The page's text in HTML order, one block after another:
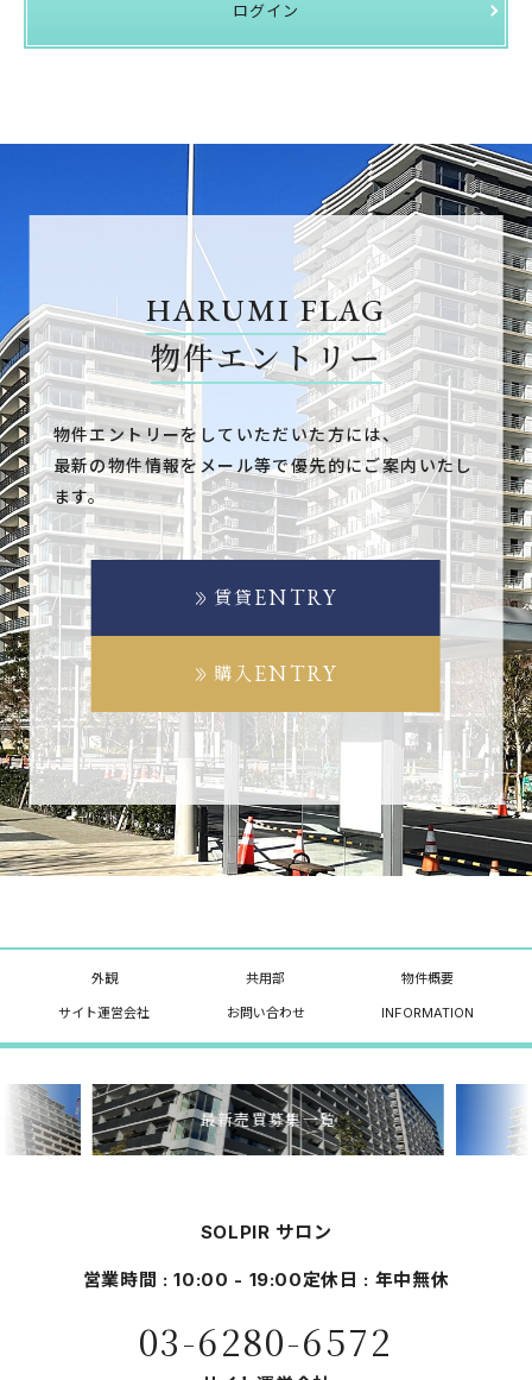
ログイン
HARUMI FLAG
物件エントリー
物件エントリーをしていただいた方には、
最新の物件情報をメール等で優先的にご案内いたし
ます。
賃貸 ENTRY
購入 ENTRY
外観 共用部 物件概要
サイト運営会社 お問い合わせ INFORMATION
最新売買募集一覧
SOLPIR サロン
営業時間 : 10:00 - 19:00定休日 : 年中無休
03-6280-6572